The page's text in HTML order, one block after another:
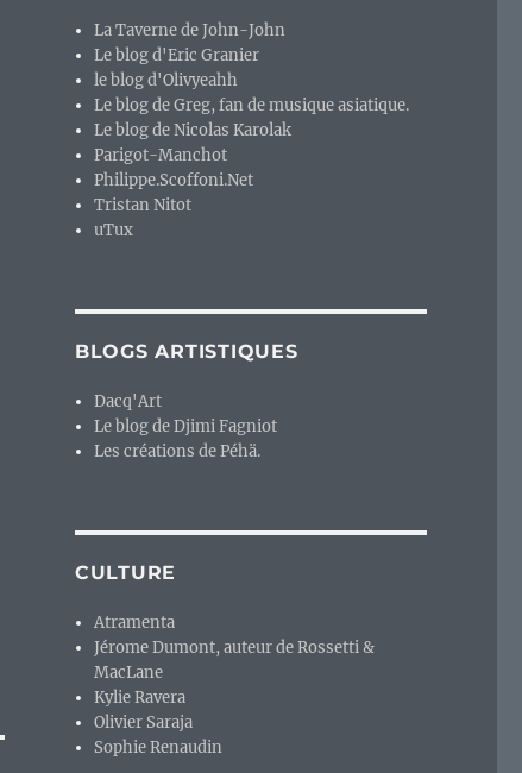
La Taverne de John-John
Le blog d'Eric Granier
le blog d'Olivyeahh
Le blog de Greg, fan de musique asiatique.
Le blog de Nicolas Karolak
Parigot-Manchot
Philippe.Scoffoni.Net
Tristan Nitot
uTux
BLOGS ARTISTIQUES
Dacq'Art
Le blog de Djimi Fagniot
Les créations de Péhä.
CULTURE
Atramenta
Jérome Dumont, auteur de Rossetti &
MacLane
Kylie Ravera
Olivier Saraja
Sophie Renaudin